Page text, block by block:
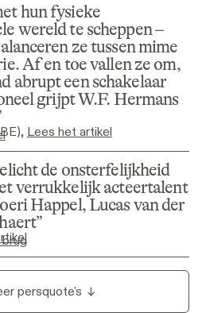
hun fysieke
wereld te scheppen –
ze tussen mime
Af en toe vallen ze om,
abrupt een schakelaar
grijpt W.F. Hermans
, Lees het artikel
de onsterfelijkheid
verrukkelijk acteertalent
Happel, Lucas van der
persquote's